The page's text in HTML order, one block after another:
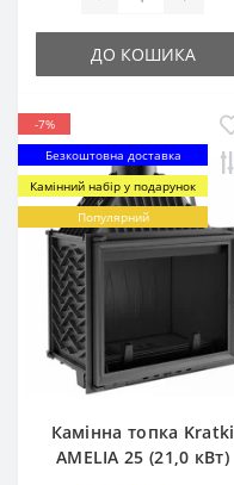
ДО КОШИКА
-7%
Безкоштовна доставка
Камінний набір у подарунок
Популярний
Камінна топка Kratki
AMELIA 25 (21,0 кВт)